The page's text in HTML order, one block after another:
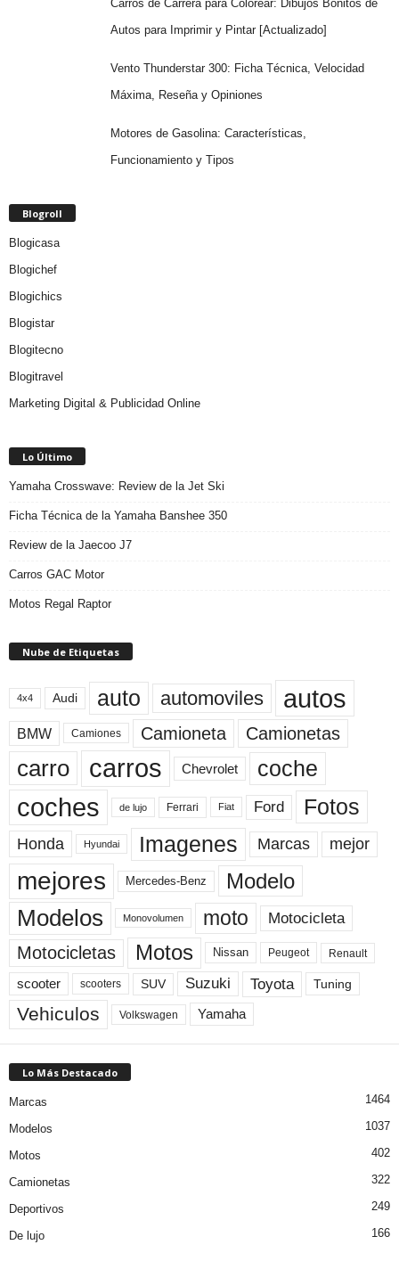
Carros de Carrera para Colorear: Dibujos Bonitos de
Autos para Imprimir y Pintar [Actualizado]
Vento Thunderstar 300: Ficha Técnica, Velocidad
Máxima, Reseña y Opiniones
Motores de Gasolina: Características,
Funcionamiento y Tipos
Blogroll
Blogicasa
Blogichef
Blogichics
Blogistar
Blogitecno
Blogitravel
Marketing Digital & Publicidad Online
Lo Último
Yamaha Crosswave: Review de la Jet Ski
Ficha Técnica de la Yamaha Banshee 350
Review de la Jaecoo J7
Carros GAC Motor
Motos Regal Raptor
Nube de Etiquetas
4x4 Audi auto automoviles autos
BMW Camiones Camioneta Camionetas
carro carros Chevrolet coche
coches de lujo Ferrari Fiat Ford Fotos
Honda Hyundai Imagenes Marcas mejor
mejores Mercedes-Benz Modelo
Modelos Monovolumen moto Motocicleta
Motocicletas Motos Nissan Peugeot Renault
scooter scooters SUV Suzuki Toyota Tuning
Vehiculos Volkswagen Yamaha
Lo Más Destacado
Marcas 1464
Modelos 1037
Motos 402
Camionetas 322
Deportivos 249
De lujo 166